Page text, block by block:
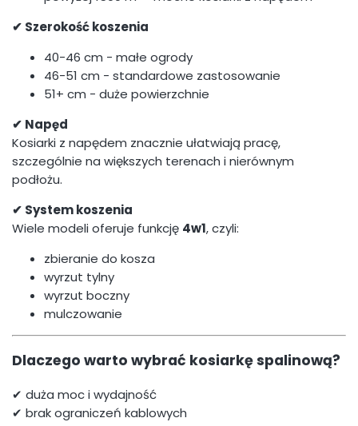
✔ Szerokość koszenia
40-46 cm - małe ogrody
46-51 cm - standardowe zastosowanie
51+ cm - duże powierzchnie
✔ Napęd
Kosiarki z napędem znacznie ułatwiają pracę,
szczególnie na większych terenach i nierównym
podłożu.
✔ System koszenia
Wiele modeli oferuje funkcję 4w1, czyli:
zbieranie do kosza
wyrzut tylny
wyrzut boczny
mulczowanie
Dlaczego warto wybrać kosiarkę spalinową?
✔ duża moc i wydajność
✔ brak ograniczeń kablowych